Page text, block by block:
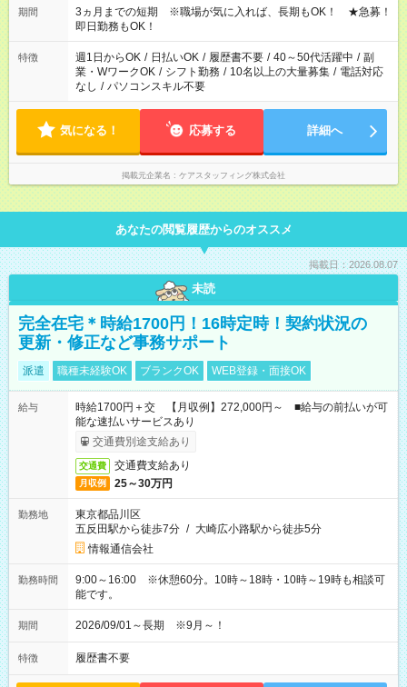
心ください！
期間
3ヵ月までの短期 ※職場が気に入れば、長期もOK！ ★急募！
即日勤務もOK！
特徴 週1日からOK / 日払いOK / 履歴書不要 / 40～50代活躍中 / 副
業・WワークOK / シフト勤務 / 10名以上の大量募集 / 電話対応
なし / パソコンスキル不要
気になる！ 応募する 詳細へ
掲載元企業名 ケアスタッフィング株式会社
あなたの閲覧履歴からのオススメ
掲載日：2026.08.07
未読
完全在宅＊時給1700円！16時定時！契約状況の
更新・修正など事務サポート
派遣 職種未経験OK ブランクOK WEB登録・面接OK
給与
時給1700円＋交 【月収例】272,000円～ ■給与の前払いが可
能な速払いサービスあり
交通費別途支給あり
交通費 交通費支給あり
月収例 25～30万円
勤務地
東京都品川区
五反田駅から徒歩7分 / 大崎広小路駅から徒歩5分
情報通信会社
勤務時間
9:00～16:00 ※休憩60分。10時～18時・10時～19時も相談可
能です。
期間 2026/09/01～長期 ※9月～！
特徴 履歴書不要